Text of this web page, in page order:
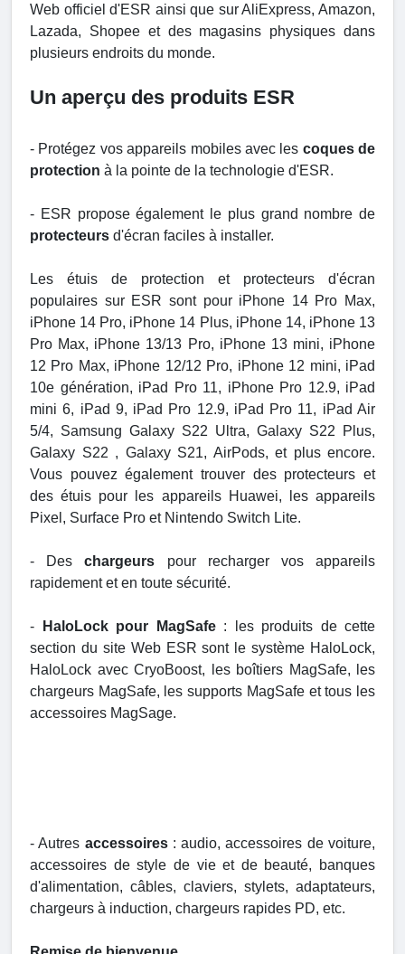
Web officiel d'ESR ainsi que sur AliExpress, Amazon,
Lazada, Shopee et des magasins physiques dans
plusieurs endroits du monde.
Un aperçu des produits ESR
- Protégez vos appareils mobiles avec les coques de
protection à la pointe de la technologie d'ESR.
- ESR propose également le plus grand nombre de
protecteurs d'écran faciles à installer.
Les étuis de protection et protecteurs d'écran
populaires sur ESR sont pour iPhone 14 Pro Max,
iPhone 14 Pro, iPhone 14 Plus, iPhone 14, iPhone 13
Pro Max, iPhone 13/13 Pro, iPhone 13 mini, iPhone
12 Pro Max, iPhone 12/12 Pro, iPhone 12 mini, iPad
10e génération, iPad Pro 11, iPhone Pro 12.9, iPad
mini 6, iPad 9, iPad Pro 12.9, iPad Pro 11, iPad Air
5/4, Samsung Galaxy S22 Ultra, Galaxy S22 Plus,
Galaxy S22 , Galaxy S21, AirPods, et plus encore.
Vous pouvez également trouver des protecteurs et
des étuis pour les appareils Huawei, les appareils
Pixel, Surface Pro et Nintendo Switch Lite.
- Deschargeurs pour recharger vos appareils
rapidement et en toute sécurité.
- HaloLock pour MagSafe: les produits de cette
section du site Web ESR sont le système HaloLock,
HaloLock avec CryoBoost, les boîtiers MagSafe, les
chargeurs MagSafe, les supports MagSafe et tous les
accessoires MagSage.
- Autres accessoires: audio, accessoires de voiture,
accessoires de style de vie et de beauté, banques
d'alimentation, câbles, claviers, stylets, adaptateurs,
chargeurs à induction, chargeurs rapides PD, etc.